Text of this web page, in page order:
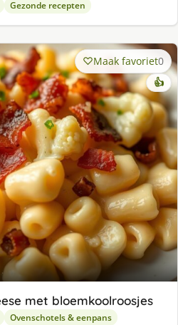
Gezonde recepten
Maak favoriet0
👍
met bloemkoolroosjes
Ovenschotels & eenpans